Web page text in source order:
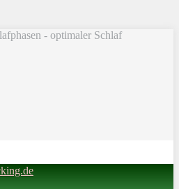
- optimaler Schlaf